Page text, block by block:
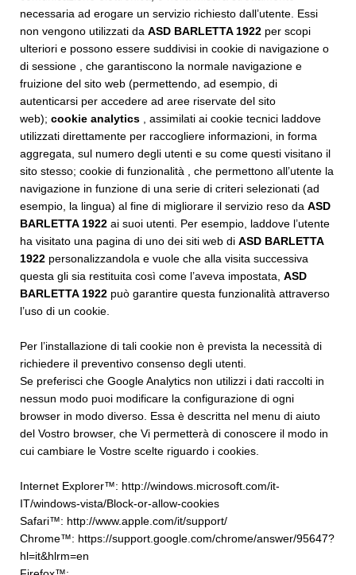
necessaria ad erogare un servizio richiesto dall’utente. Essi
non vengono utilizzati da ASD BARLETTA 1922 per scopi
ulteriori e possono essere suddivisi in cookie di navigazione o
di sessione , che garantiscono la normale navigazione e
fruizione del sito web (permettendo, ad esempio, di
autenticarsi per accedere ad aree riservate del sito
web); cookie analytics , assimilati ai cookie tecnici laddove
utilizzati direttamente per raccogliere informazioni, in forma
aggregata, sul numero degli utenti e su come questi visitano il
sito stesso; cookie di funzionalità , che permettono all’utente la
navigazione in funzione di una serie di criteri selezionati (ad
esempio, la lingua) al fine di migliorare il servizio reso da ASD
BARLETTA 1922 ai suoi utenti. Per esempio, laddove l’utente
ha visitato una pagina di uno dei siti web di ASD BARLETTA
1922 personalizzandola e vuole che alla visita successiva
questa gli sia restituita così come l’aveva impostata, ASD
BARLETTA 1922 può garantire questa funzionalità attraverso
l’uso di un cookie.
Per l’installazione di tali cookie non è prevista la necessità di
richiedere il preventivo consenso degli utenti.
Se preferisci che Google Analytics non utilizzi i dati raccolti in
nessun modo puoi modificare la configurazione di ogni
browser in modo diverso. Essa è descritta nel menu di aiuto
del Vostro browser, che Vi permetterà di conoscere il modo in
cui cambiare le Vostre scelte riguardo i cookies.
Internet Explorer™: http://windows.microsoft.com/it-
IT/windows-vista/Block-or-allow-cookies
Safari™: http://www.apple.com/it/support/
Chrome™: https://support.google.com/chrome/answer/95647?
hl=it&hlrm=en